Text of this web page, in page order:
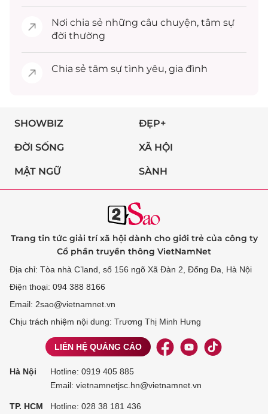
Nơi chia sẻ những câu chuyện, tâm sự
đời thường
Chia sẻ tâm sự tình yêu, gia đình
SHOWBIZ ĐẸP+
ĐỜI SỐNG XÃ HỘI
MẬT NGỮ SÀNH
Trang tin tức giải trí xã hội dành cho giới trẻ của công ty
Cổ phần truyền thông VietNamNet
Địa chỉ: Tòa nhà C’land, số 156 ngõ Xã Đàn 2, Đống Đa, Hà Nội
Điện thoại: 094 388 8166
Email: 2sao@vietnamnet.vn
Chịu trách nhiệm nội dung: Trương Thị Minh Hưng
LIÊN HỆ QUẢNG CÁO
Hà Nội Hotline: 0919 405 885
Email: vietnamnetjsc.hn@vietnamnet.vn
TP. HCM Hotline: 028 38 181 436